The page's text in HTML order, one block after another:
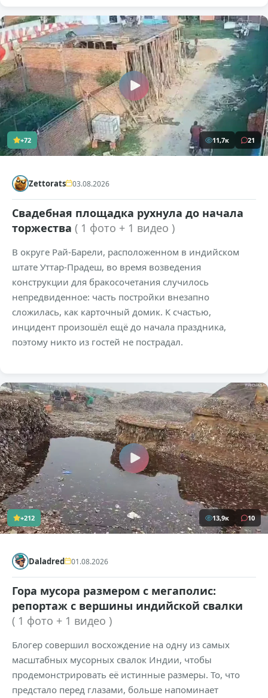
+72 11,7к 21
Zettorats 03.08.2026
Свадебная площадка рухнула до начала
торжества ( 1 фото + 1 видео )
В округе Рай-Барели, расположенном в индийском
штате Уттар-Прадеш, во время возведения
конструкции для бракосочетания случилось
непредвиденное: часть постройки внезапно
сложилась, как карточный домик. К счастью,
инцидент произошёл ещё до начала праздника,
поэтому никто из гостей не пострадал.
+212 13,9к 10
Daladred 01.08.2026
Гора мусора размером с мегаполис:
репортаж с вершины индийской свалки
( 1 фото + 1 видео )
Блогер совершил восхождение на одну из самых
масштабных мусорных свалок Индии, чтобы
продемонстрировать её истинные размеры. То, что
предстало перед глазами, больше напоминает